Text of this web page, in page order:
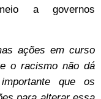
a governos
ações em curso
o racismo não dá
que os